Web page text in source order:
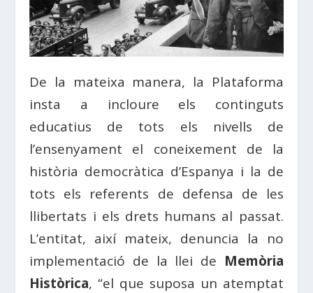
De la mateixa manera, la Plataforma
insta a incloure els continguts
educatius de tots els nivells de
l’ensenyament el coneixement de la
història democràtica d’Espanya i la de
tots els referents de defensa de les
llibertats i els drets humans al passat.
L’entitat, així mateix, denuncia la no
implementació de la llei de Memòria
Històrica, “el que suposa un atemptat